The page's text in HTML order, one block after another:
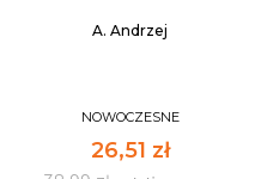
A. Andrzej
NOWOCZESNE
26,51 zł